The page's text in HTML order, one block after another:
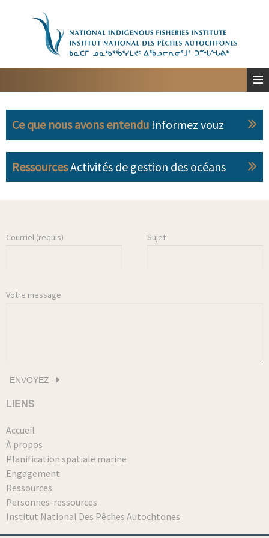
À propos
Personnes-ressources
Ce que nous avons entendu Informez vouz
RessourcesActivités de gestion des océans
Courriel (requis) Sujet
Votre message
LIENS
Accueil
À propos
Planification spatiale marine
Engagement
Ressources
Personnes-ressources
Institut National Des Pêches Autochtones